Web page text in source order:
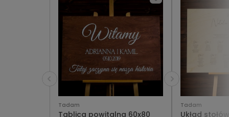
Tadam
Tablica powitalna 60x80
Tadam
Układ